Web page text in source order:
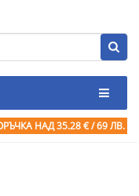
НАД 35.28 € / 69 ЛВ.